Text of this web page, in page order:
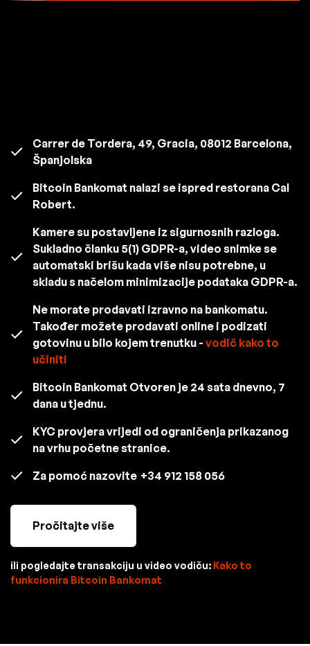
Carrer de Tordera, 49, Gracia, 08012 Barcelona,
Španjolska
Bitcoin Bankomat nalazi se ispred restorana Cal
Robert.
Kamere su postavljene iz sigurnosnih razloga.
Sukladno članku 5(1) GDPR-a, video snimke se
automatski brišu kada više nisu potrebne, u
skladu s načelom minimizacije podataka GDPR-a.
Ne morate prodavati izravno na bankomatu.
Također možete prodavati online i podizati
gotovinu u bilo kojem trenutku - vodič kako to
učiniti
Bitcoin Bankomat Otvoren je 24 sata dnevno, 7
dana u tjednu.
KYC provjera vrijedi od ograničenja prikazanog
na vrhu početne stranice.
Za pomoć nazovite +34 912 158 056
Pročitajte više
ili pogledajte transakciju u video vodiču: Kako to
funkcionira Bitcoin Bankomat